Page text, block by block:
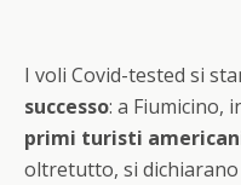
I voli Covid-tested si
successo: a Fiumicino,
primi turisti
oltretutto, si